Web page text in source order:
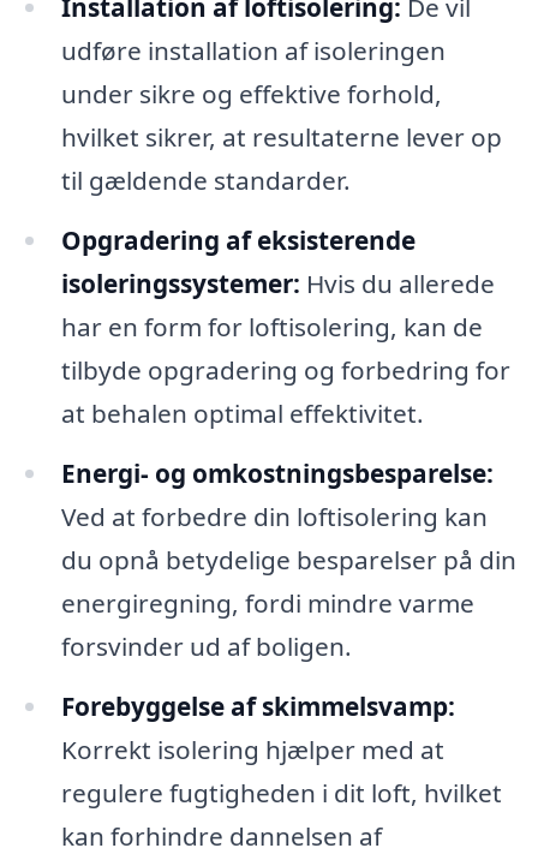
Installation af loftisolering: De vil
udføre installation af isoleringen
under sikre og effektive forhold,
hvilket sikrer, at resultaterne lever op
til gældende standarder.
Opgradering af eksisterende
isoleringssystemer: Hvis du allerede
har en form for loftisolering, kan de
tilbyde opgradering og forbedring for
at behalen optimal effektivitet.
Energi- og omkostningsbesparelse:
Ved at forbedre din loftisolering kan
du opnå betydelige besparelser på din
energiregning, fordi mindre varme
forsvinder ud af boligen.
Forebyggelse af skimmelsvamp:
Korrekt isolering hjælper med at
regulere fugtigheden i dit loft, hvilket
kan forhindre dannelsen af